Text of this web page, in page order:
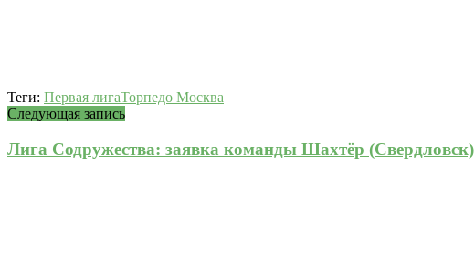
Теги: Первая лигаТорпедо Москва
Следующая запись
Лига Содружества: заявка команды Шахтёр (Свердловск)